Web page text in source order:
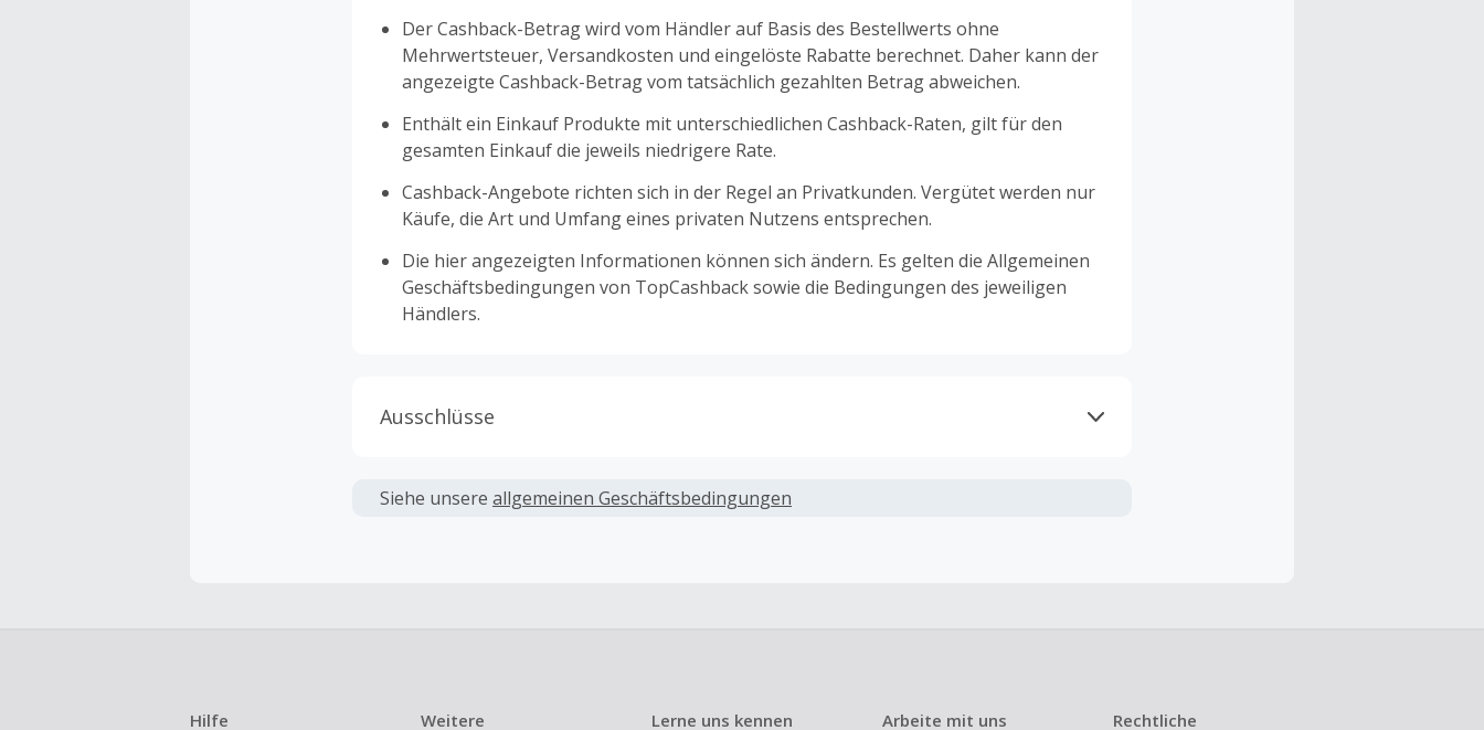
Der Cashback-Betrag wird vom Händler auf Basis des Bestellwerts ohne
Mehrwertsteuer, Versandkosten und eingelöste Rabatte berechnet. Daher kann der
angezeigte Cashback-Betrag vom tatsächlich gezahlten Betrag abweichen.
Enthält ein Einkauf Produkte mit unterschiedlichen Cashback-Raten, gilt für den
gesamten Einkauf die jeweils niedrigere Rate.
Cashback-Angebote richten sich in der Regel an Privatkunden. Vergütet werden nur
Käufe, die Art und Umfang eines privaten Nutzens entsprechen.
Die hier angezeigten Informationen können sich ändern. Es gelten die Allgemeinen
Geschäftsbedingungen von TopCashback sowie die Bedingungen des jeweiligen
Händlers.
Ausschlüsse
verwendet werden, die nicht ausdrücklich auf dieser Händlerseite von TopCashback
Siehe unsere allgemeinen Geschäftsbedingungen
Hilfe Weitere Lerne uns kennen Arbeite mit uns Rechtliche